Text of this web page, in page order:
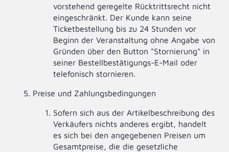
vorstehend geregelte Rücktrittsrecht nicht
eingeschränkt. Der Kunde kann seine
Ticketbestellung bis zu 24 Stunden vor
Beginn der Veranstaltung ohne Angabe von
Gründen über den Button "Stornierung" in
seiner Bestellbestätigungs-E-Mail oder
telefonisch stornieren.
Preise und Zahlungsbedingungen
Sofern sich aus der Artikelbeschreibung des
Verkäufers nichts anderes ergibt, handelt
es sich bei den angegebenen Preisen um
Gesamtpreise, die die gesetzliche